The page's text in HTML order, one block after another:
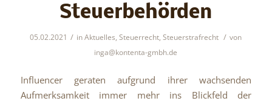
Steuerbehörden
05.02.2021 / inAktuelles,Steuerrecht,Steuerstrafrecht / von
inga@kontenta-gmbh.de
Influencer geraten aufgrund ihrer wachsenden
Aufmerksamkeit immer mehr ins Blickfeld der